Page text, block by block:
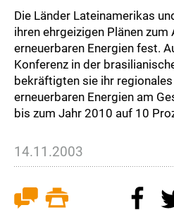
Die Länder Lateinamerikas
ihren ehrgeizigen Plänen zum
erneuerbaren Energien fest.
Konferenz in der
bekräftigten sie ihr
erneuerbaren Energien am
bis zum Jahr 2010 auf 10
14.11.2003